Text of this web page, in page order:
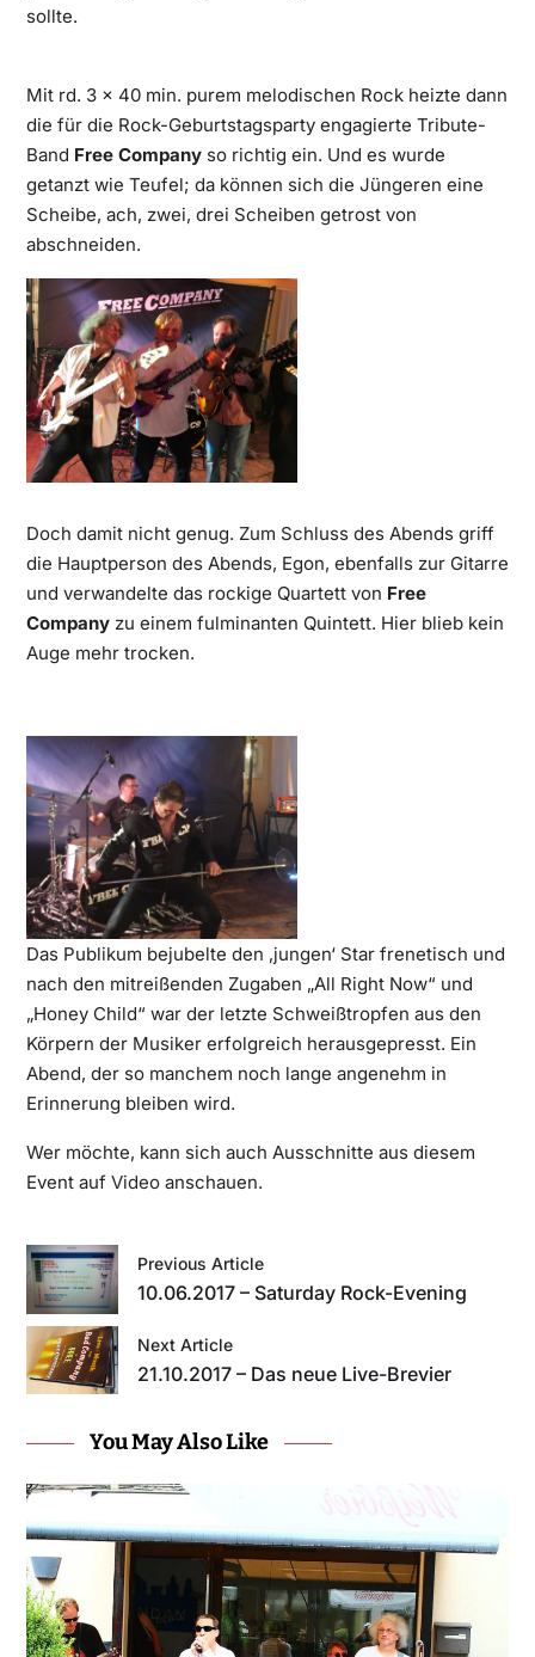
sollte.
Mit rd. 3 x 40 min. purem melodischen Rock heizte dann
die für die Rock-Geburtstagsparty engagierte Tribute-
Band Free Companyso richtig ein. Und es wurde
getanzt wie Teufel; da können sich die Jüngeren eine
Scheibe, ach, zwei, drei Scheiben getrost von
abschneiden.
Doch damit nicht genug. Zum Schluss des Abends griff
die Hauptperson des Abends, Egon, ebenfalls zur Gitarre
und verwandelte das rockige Quartett von Free
Companyzu einem fulminanten Quintett. Hier blieb kein
Auge mehr trocken.
Das Publikum bejubelte den ‚jungen‘ Star frenetisch und
nach den mitreißenden Zugaben „All Right Now“ und
„Honey Child“ war der letzte Schweißtropfen aus den
Körpern der Musiker erfolgreich herausgepresst. Ein
Abend, der so manchem noch lange angenehm in
Erinnerung bleiben wird.
Wer möchte, kann sich auch Ausschnitte aus diesem
Event auf Videoanschauen.
Previous Article
10.06.2017 – Saturday Rock-Evening
Next Article
21.10.2017 – Das neue Live-Brevier
You May Also Like